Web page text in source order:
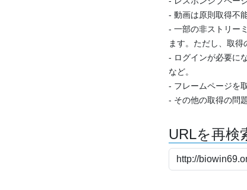
- 動画は原則取得不
- 一部の非ストリー
ます。ただし、取
- ログインが必要に
など。
- フレームページを
- その他の取得の問
URLを再検